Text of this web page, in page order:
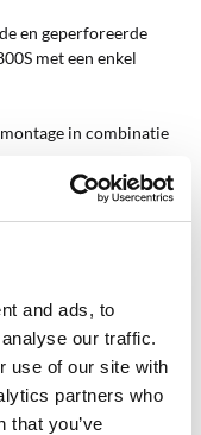
and ads, to
our traffic.
use of our site with
partners who
that you’ve
en geperforeerde
met een enkel
in combinatie